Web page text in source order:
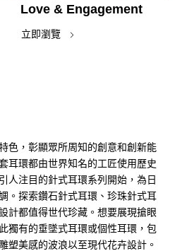
Love & Engagement
立即瀏覽
色，彰顯眾所周知的創意和創新能
耳環都由世界知名的工匠使用歷史
人注目的針式耳環系列開始，為日
。探索鑽石針式耳環、珍珠針式耳
計都值得世代珍藏。想要展現搶眼
獨有的垂墜式耳環或個性耳環，包
塑美感的波浪以至現代花卉設計。